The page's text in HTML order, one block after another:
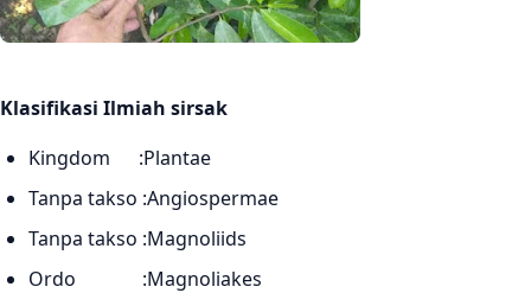
Klasifikasi Ilmiah sirsak
Kingdom :Plantae
Tanpa takso :Angiospermae
Tanpa takso :Magnoliids
Ordo :Magnoliakes